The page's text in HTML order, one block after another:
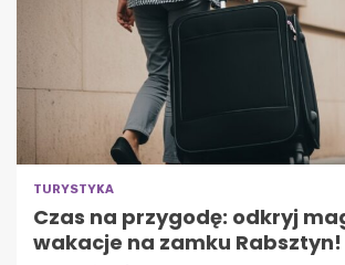
TURYSTYKA
Czas na przygodę: odkryj
wakacje na zamku Rabsztyn!